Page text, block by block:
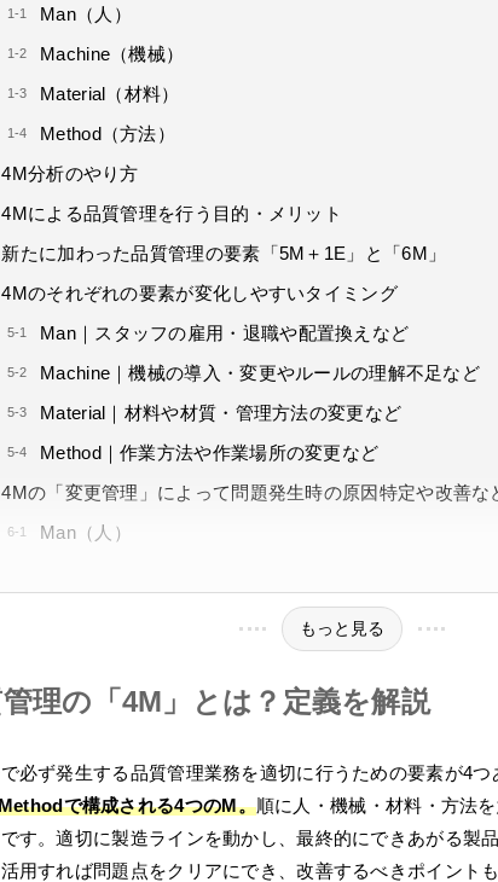
Man（人）
Machine（機械）
Material（材料）
Method（方法）
4M分析のやり方
4Mによる品質管理を行う目的・メリット
新たに加わった品質管理の要素「5M＋1E」と「6M」
4Mのそれぞれの要素が変化しやすいタイミング
Man｜スタッフの雇用・退職や配置換えなど
Machine｜機械の導入・変更やルールの理解不足など
Material｜材料や材質・管理方法の変更など
Method｜作業方法や作業場所の変更など
4Mの「変更管理」によって問題発生時の原因特定や改善な
Man（人）
もっと見る
理の「4M」とは？定義を解説
必ず発生する品質管理業務を適切に行うための要素が4つ
で構成される4つのM。順に人・機械・材料・方法
す。適切に製造ラインを動かし、最終的にできあがる製
用すれば問題点をクリアにでき、改善するべきポイントも